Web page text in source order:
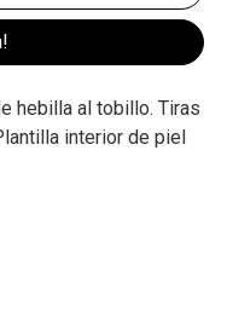
hebilla al tobillo. Tiras
interior de piel